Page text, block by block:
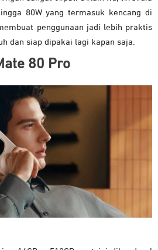
80W yang termasuk kencang di
penggunaan jadi lebih praktis
dan siap dipakai lagi kapan saja.
80 Pro